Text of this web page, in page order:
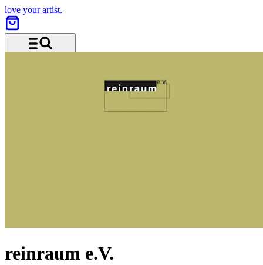
love your artist.
reinraum e.V.